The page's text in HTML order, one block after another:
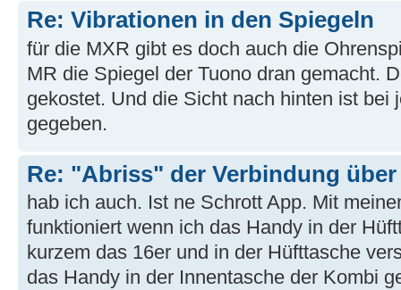
Re: Vibrationen in den Spiegeln
für die MXR gibt es doch auch die
MR die Spiegel der Tuono dran gemacht.
gekostet. Und die Sicht nach hinten ist bei
gegeben.
Re: "Abriss" der Verbindung
hab ich auch. Ist ne Schrott App. Mit
funktioniert wenn ich das Handy in der
kurzem das 16er und in der Hüfttasche
das Handy in der Innentasche der Kombi